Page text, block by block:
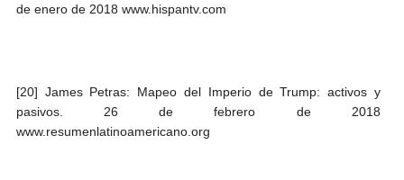
de enero de 2018 www.hispantv.com
[20] James Petras: Mapeo del Imperio de Trump: activos y
pasivos. 26 de febrero de 2018
www.resumenlatinoamericano.org